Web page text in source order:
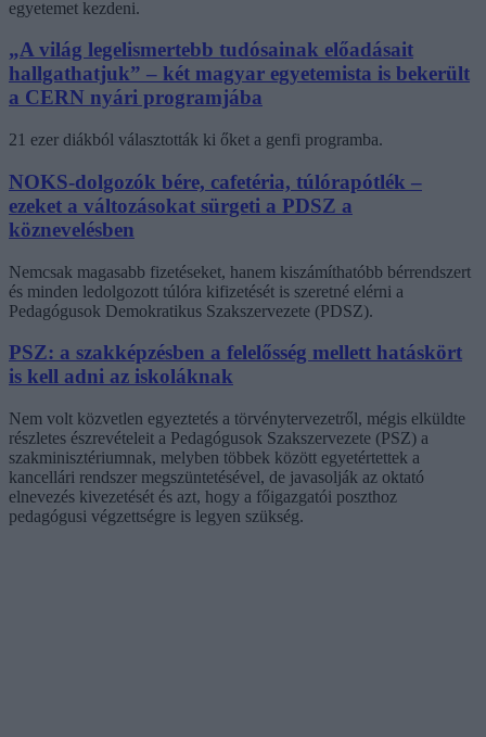
egyetemet kezdeni.
„A világ legelismertebb tudósainak előadásait
hallgathatjuk” – két magyar egyetemista is bekerült
a CERN nyári programjába
21 ezer diákból választották ki őket a genfi programba.
NOKS-dolgozók bére, cafetéria, túlórapótlék –
ezeket a változásokat sürgeti a PDSZ a
köznevelésben
Nemcsak magasabb fizetéseket, hanem kiszámíthatóbb bérrendszert
és minden ledolgozott túlóra kifizetését is szeretné elérni a
Pedagógusok Demokratikus Szakszervezete (PDSZ).
PSZ: a szakképzésben a felelősség mellett hatáskört
is kell adni az iskoláknak
Nem volt közvetlen egyeztetés a törvénytervezetről, mégis elküldte
részletes észrevételeit a Pedagógusok Szakszervezete (PSZ) a
szakminisztériumnak, melyben többek között egyetértettek a
kancellári rendszer megszüntetésével, de javasolják az oktató
elnevezés kivezetését és azt, hogy a főigazgatói poszthoz
pedagógusi végzettségre is legyen szükség.